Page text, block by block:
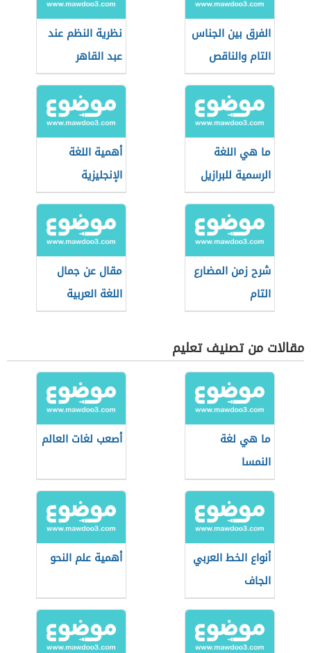
الفرق بين الجناس
التام والناقص
نظرية النظم عند
عبد القاهر
الجرجاني
ما هي اللغة
الرسمية للبرازيل
أهمية اللغة
الإنجليزية
شرح زمن المضارع
التام
مقال عن جمال
اللغة العربية
مقالات من تصنيف تعليم
ما هي لغة
النمسا
أصعب لغات العالم
أنواع الخط العربي
الجاف
أهمية علم النحو